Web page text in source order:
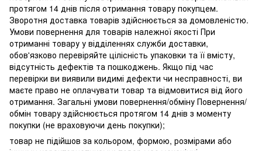
протягом 14 днів після отримання товару покупцем.
Зворотня доставка товарів здійснюється за домовленістю.
Умови повернення для товарів належної якості При
отриманні товару у відділеннях служби доставки,
обов'язково перевіряйте цілісність упаковки та її вмісту,
відсутність дефектів та пошкоджень. Якщо під час
перевірки ви виявили видимі дефекти чи несправності, ви
маєте право не оплачувати товар та відмовитися від його
отримання. Загальні умови повернення/обміну Повернення/
обмін товару здійснюється протягом 14 днів з моменту
покупки (не враховуючи день покупки);
товар не підійшов за кольором, формою, розмірами або